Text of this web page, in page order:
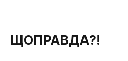
ЩОПРАВДА?!